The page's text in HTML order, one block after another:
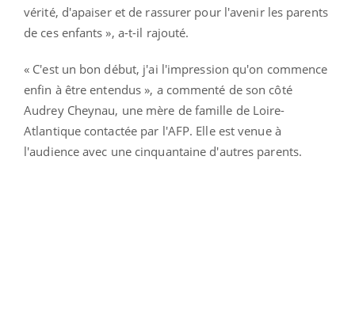
vérité, d'apaiser et de rassurer pour l'avenir les parents
de ces enfants », a-t-il rajouté.
« C'est un bon début, j'ai l'impression qu'on commence
enfin à être entendus », a commenté de son côté
Audrey Cheynau, une mère de famille de Loire-
Atlantique contactée par l'AFP. Elle est venue à
l'audience avec une cinquantaine d'autres parents.